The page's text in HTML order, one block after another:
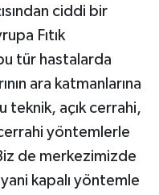
ciddi bir
Fıtık
tür hastalarda
ara katmanlarına
teknik, açık cerrahi,
yöntemlerle
de merkezimizde
kapalı yöntemle